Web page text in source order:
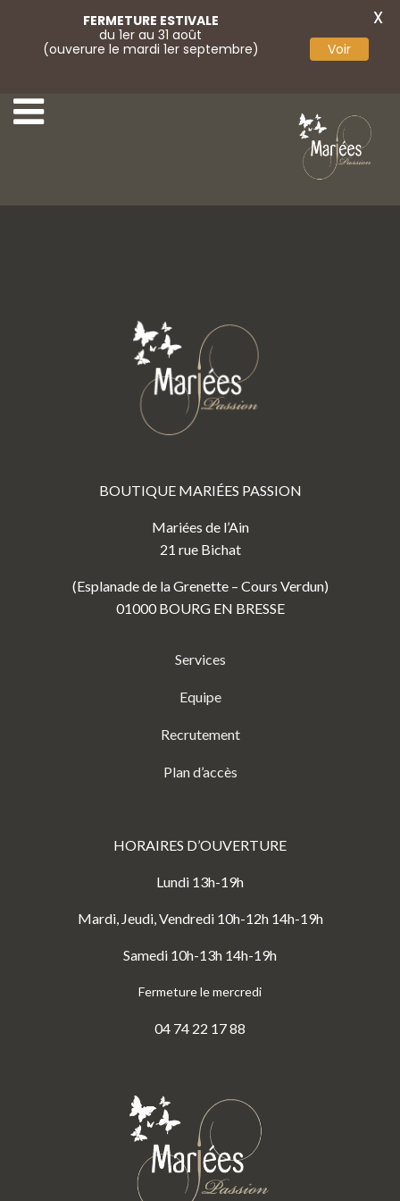
BOUTIQUE MARIÉES PASSION
Mariées de l’Ain
21 rue Bichat
(Esplanade de la Grenette – Cours Verdun)
01000 BOURG EN BRESSE
Services
Equipe
Recrutement
Plan d’accès
HORAIRES D’OUVERTURE
Lundi 13h-19h
Mardi, Jeudi, Vendredi 10h-12h 14h-19h
Samedi 10h-13h 14h-19h
Fermeture le mercredi
04 74 22 17 88
FERMETURE ESTIVALE
du 1er au 31 août
(ouverure le mardi 1er septembre)
Voir
X